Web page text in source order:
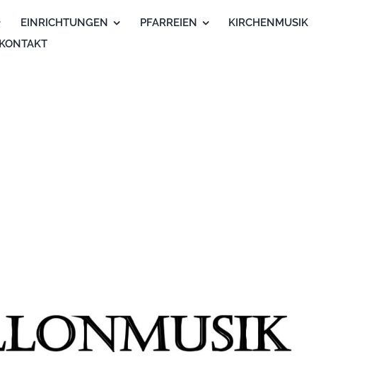
EINRICHTUNGEN PFARREIEN
KIRCHENMUSIK
KONTAKT